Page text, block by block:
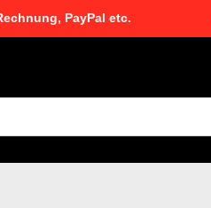
PayPal etc.